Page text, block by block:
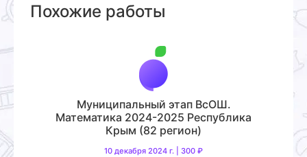
Похожие работы
Муниципальный этап ВсОШ.
Математика 2024-2025 Республика
Крым (82 регион)
10 декабря 2024 г. | 300 ₽